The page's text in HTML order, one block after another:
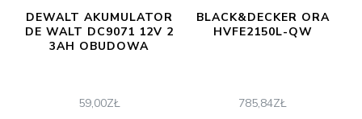
DEWALT AKUMULATOR
DE WALT DC9071 12V 2
3AH OBUDOWA
59,00ZŁ
BLACK&DECKER ORA
HVFE2150L-QW
785,84ZŁ